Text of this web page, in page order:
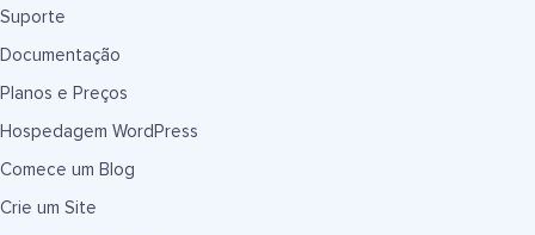
Suporte
Documentação
Planos e Preços
Hospedagem WordPress
Comece um Blog
Crie um Site